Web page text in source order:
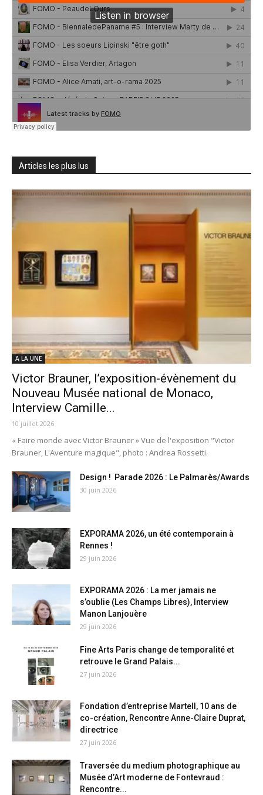
Articles les plus lus
A LA UNE
Victor Brauner, l’exposition-évènement du
Nouveau Musée national de Monaco,
Interview Camille...
10 juillet 2026
« Faire monde avec Victor Brauner » Vue de l'exposition "Victor
Brauner, L'Aventure magique", photo : Andrea Rossetti.
Design ! Parade 2026 : Le Palmarès/Awards
30 juin 2026
EXPORAMA 2026, un été contemporain à
Rennes !
29 juin 2026
EXPORAMA 2026 : La mer jamais ne
s’oublie (Les Champs Libres), Interview
Manon Lanjouère
29 juin 2026
Fine Arts Paris change de temporalité et
retrouve le Grand Palais...
27 juin 2026
Fondation d’entreprise Martell, 10 ans de
co-création, Rencontre Anne-Claire Duprat,
directrice
27 juin 2026
Traversée du medium photographique au
Musée d’Art moderne de Fontevraud :
Rencontre...